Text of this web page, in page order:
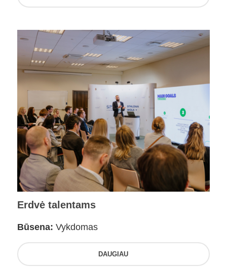
Erdvė talentams
Būsena: Vykdomas
DAUGIAU